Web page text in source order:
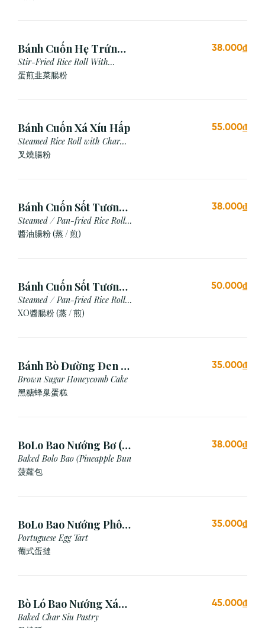
Bánh Cuốn Hẹ Trứng
Xào
Stir-Fried Rice Roll With
Chives & Egg
蛋煎⾲菜腸粉
38.000₫
Bánh Cuốn Xá Xíu Hấp
Steamed Rice Roll with Char
Siu
叉燒腸粉
55.000₫
Bánh Cuốn Sốt Tương
Xì Dầu (Hấp/Chiên)
Steamed / Pan-fried Rice Roll
with Soy Sauce
醬油腸粉 (蒸 / 煎)
38.000₫
Bánh Cuốn Sốt Tương
Xo (Hấp/Chiên)
Steamed / Pan-fried Rice Roll
with XO Sauce
XO醬腸粉 (蒸 / 煎)
50.000₫
Bánh Bò Đường Đen (1
Cái)
Brown Sugar Honeycomb Cake
黑糖蜂巢蛋糕
35.000₫
BoLo Bao Nướng Bơ (1
Cái)
Baked Bolo Bao (Pineapple Bun
菠蘿包
38.000₫
BoLo Bao Nướng Phô
Mai (1 Cái)
Portuguese Egg Tart
葡式蛋撻
35.000₫
Bò Ló Bao Nướng Xá
Xíu (1 Cái)
Baked Char Siu Pastry
45.000₫